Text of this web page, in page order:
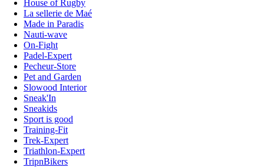
House of Rugby
La sellerie de Maé
Made in Paradis
Nauti-wave
On-Fight
Padel-Expert
Pecheur-Store
Pet and Garden
Slowood Interior
Sneak'In
Sneakids
Sport is good
Training-Fit
Trek-Expert
Triathlon-Expert
TripnBikers